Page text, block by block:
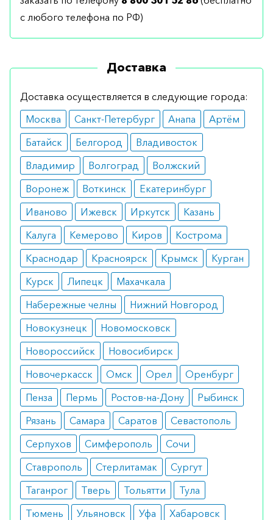
с любого телефона по РФ)
Доставка
Доставка осуществляется в следующие города:
Москва
Санкт-Петербург Анапа
Артём
Батайск
Белгород
Владивосток
Владимир
Волгоград
Волжский
Воронеж
Воткинск
Екатеринбург
Иваново
Ижевск Иркутск
Казань
Калуга
Кемерово Киров
Кострома
Краснодар
Красноярск Крымск
Курган
Курск
Липецк
Махачкала
Набережные челны
Нижний Новгород
Новокузнецк
Новомосковск
Новороссийск
Новосибирск
Новочеркасск
Омск Орел
Оренбург
Пенза
Пермь Ростов-на-Дону
Рыбинск
Рязань
Самара Саратов
Севастополь
Серпухов
Симферополь
Сочи
Ставрополь
Стерлитамак
Сургут
Таганрог
Тверь Тольятти
Тула
Тюмень
Ульяновск Уфа
Хабаровск